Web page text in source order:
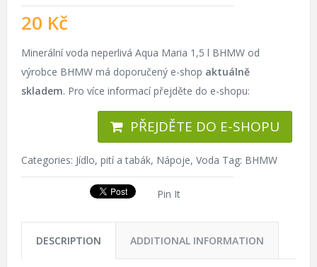
20 Kč
Minerální voda neperlivá Aqua Maria 1,5 l BHMW od
výrobce BHMW má doporučený e-shop aktuálně
skladem. Pro více informací přejděte do e-shopu:
PŘEJDĚTE DO E-SHOPU
Categories: Jídlo, pití a tabák, Nápoje, Voda Tag: BHMW
Pin It
DESCRIPTION ADDITIONAL INFORMATION